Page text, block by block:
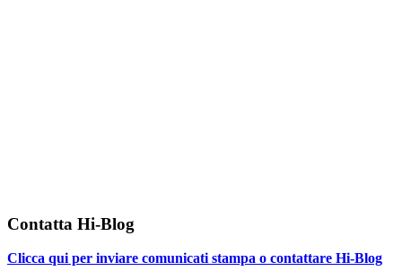
Contatta Hi-Blog
Clicca qui per inviare comunicati stampa o contattare Hi-Blog